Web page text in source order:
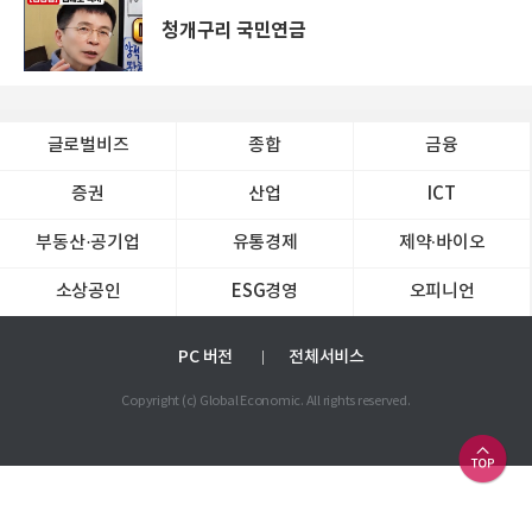
청개구리 국민연금
글로벌비즈 종합 금융
증권 산업 ICT
부동산·공기업 유통경제 제약∙바이오
소상공인 ESG경영 오피니언
PC 버전 전체서비스
Copyright (c) Global Economic. All rights reserved.